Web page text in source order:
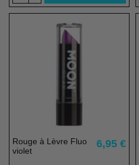
Rouge à Lèvre Fluo
violet
6,95 €